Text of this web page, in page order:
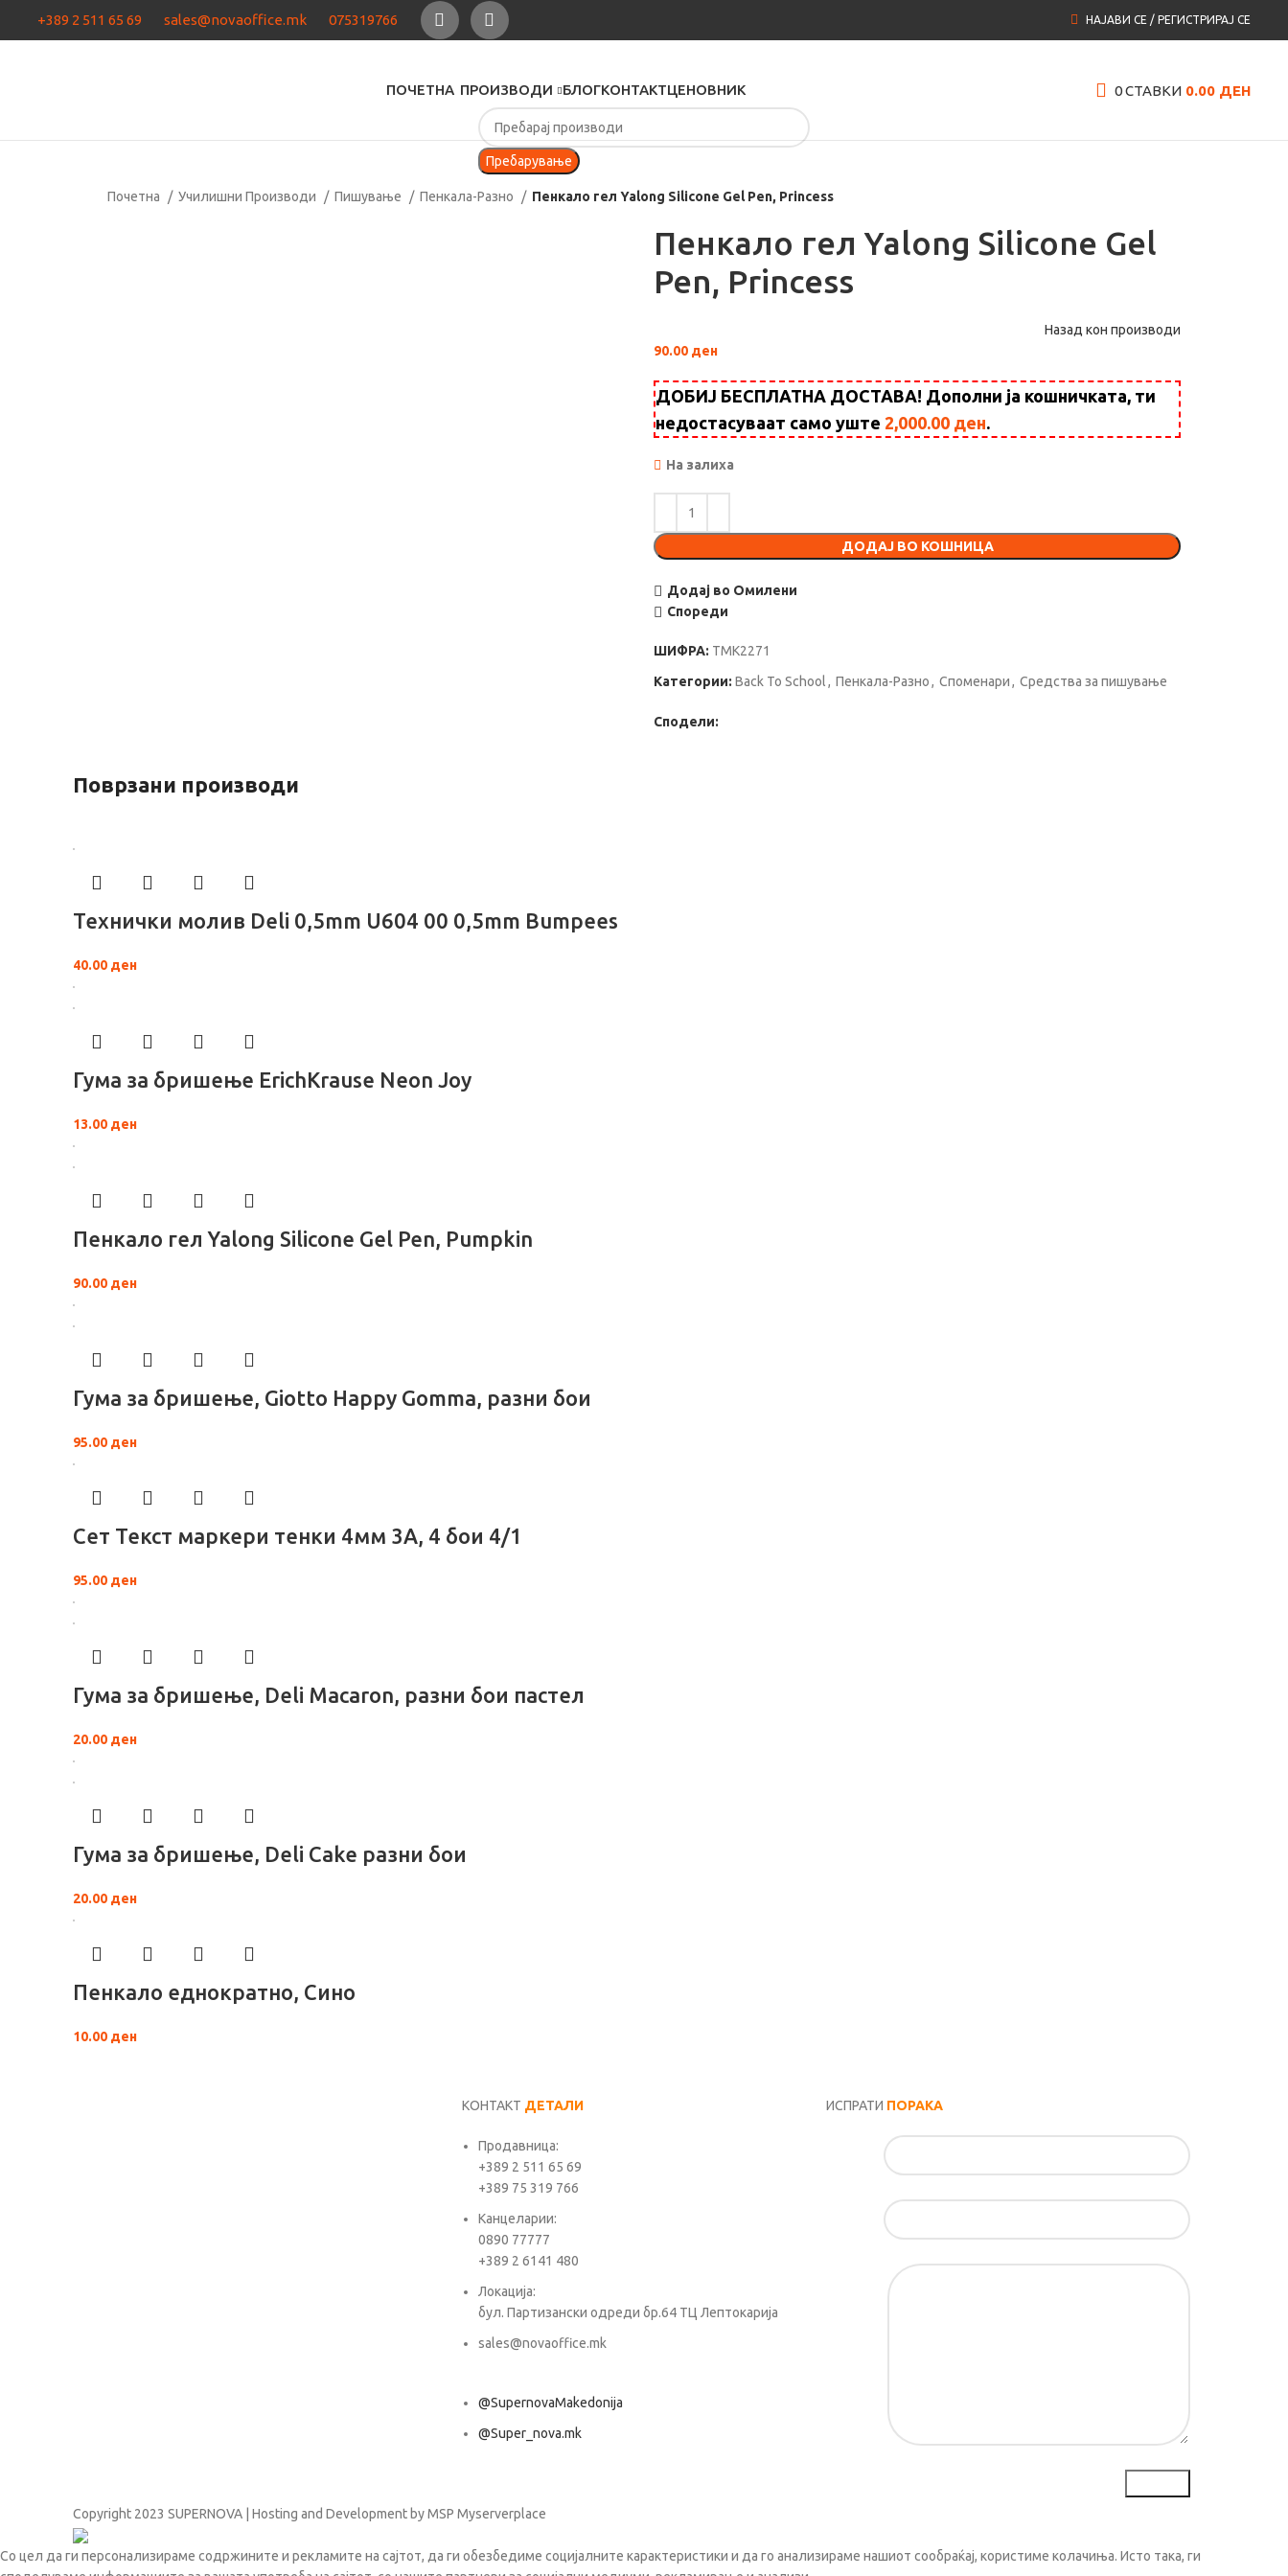
+389 2 511 65 69 sales@novaoffice.mk 075319766 НАЈАВИ СЕ / РЕГИСТРИРАЈ СЕ
ПОЧЕТНА ПРОИЗВОДИ БЛОГКОНТАКТЦЕНОВНИК 0СТАВКИ 0.00 ДЕН
Пребарување
Почетна Училишни Производи Пишување Пенкала-Разно Пенкало гел Yalong Silicone Gel Pen, Princess
Пенкало гел Yalong Silicone Gel
Pen, Princess
Назад кон производи
90.00 ден
ДОБИЈ БЕСПЛАТНА ДОСТАВА! Дополни ја кошничката, ти
недостасуваат само уште 2,000.00 ден.
На залиха
ДОДАЈ ВО КОШНИЦА
Додај во Омилени
Спореди
ШИФРА: TMK2271
Категории: Back To School, Пенкала-Разно, Споменари, Средства за пишување
Сподели:
Поврзани производи
Технички молив Deli 0,5mm U604 00 0,5mm Bumpees
40.00 ден
Гума за бришење ErichKrause Neon Joy
13.00 ден
Пенкало гел Yalong Silicone Gel Pen, Pumpkin
90.00 ден
Гума за бришење, Giotto Happy Gomma, разни бои
95.00 ден
Сет Текст маркери тенки 4мм 3А, 4 бои 4/1
95.00 ден
Гума за бришење, Deli Macaron, разни бои пастел
20.00 ден
Гума за бришење, Deli Cake разни бои
20.00 ден
Пенкало еднократно, Сино
10.00 ден
КОНТАКТ ДЕТАЛИ
Продавница:
+389 2 511 65 69
+389 75 319 766
Канцеларии:
0890 77777
+389 2 6141 480
Локација:
бул. Партизански одреди бр.64 ТЦ Лептокарија
sales@novaoffice.mk
@SupernovaMakedonija
@Super_nova.mk
ИСПРАТИ ПОРАКА
Copyright 2023 SUPERNOVA | Hosting and Development by MSP Myserverplace
Со цел да ги персонализираме содржините и рекламите на сајтот, да ги обезбедиме социјалните карактеристики и да го анализираме нашиот сообраќај, користиме колачиња. Исто така, ги